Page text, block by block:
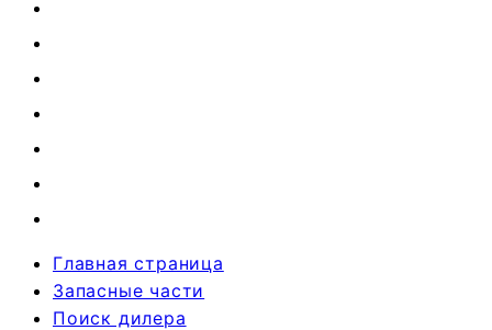
Главная страница
Запасные части
Поиск дилера